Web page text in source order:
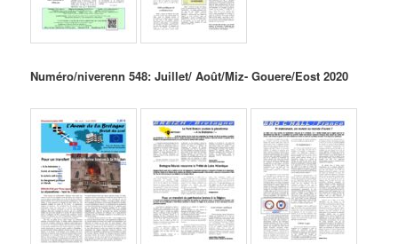
Numéro/niverenn 548: Juillet/ Août/Miz- Gouere/Eost 2020